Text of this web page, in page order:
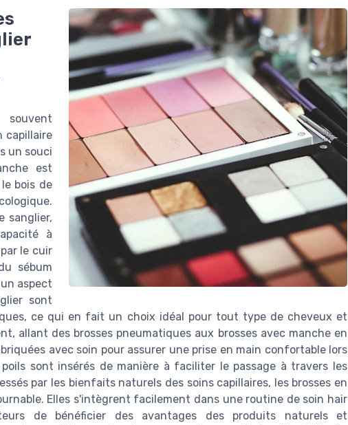
capillaire
un souci
est
bois de
sanglier,
à
le cuir
sébum
aspect
sont
ce qui en fait un choix idéal pour tout type de cheveux et
allant des brosses pneumatiques aux brosses avec manche en
avec soin pour assurer une prise en main confortable lors
sont insérés de manière à faciliter le passage à travers les
par les bienfaits naturels des soins capillaires, les brosses en
Elles s'intègrent facilement dans une routine de soin hair
de bénéficier des avantages des produits naturels et